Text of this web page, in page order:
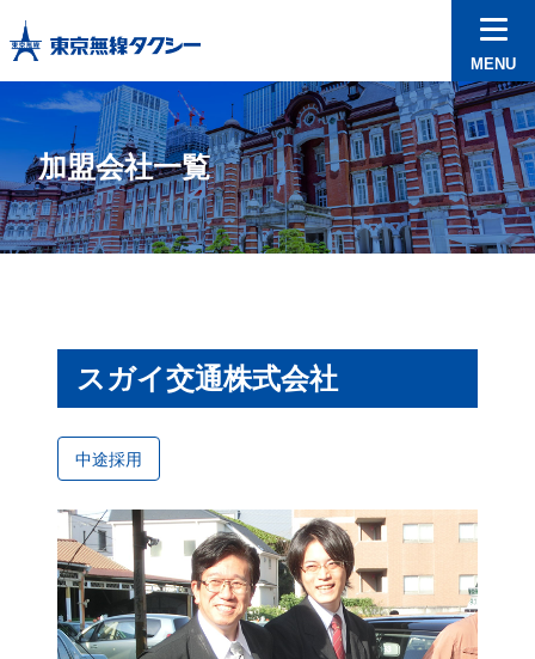
加盟会社一覧
スガイ交通株式会社
中途採用
MENU